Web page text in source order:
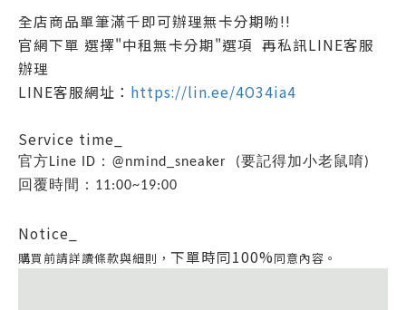
全店商品單筆滿千即可辦理無卡分期喲!!
官網下單 選擇"中租無卡分期"選項 再私訊LINE客服
辦理
LINE客服網址： https://lin.ee/4O34ia4
Service time_
官方Line ID：@nmind_sneaker (要記得加小老鼠唷)
回覆時間：11:00~19:00
Notice_
購買前請詳讀條款與細則， 下單時同100%同意內容。